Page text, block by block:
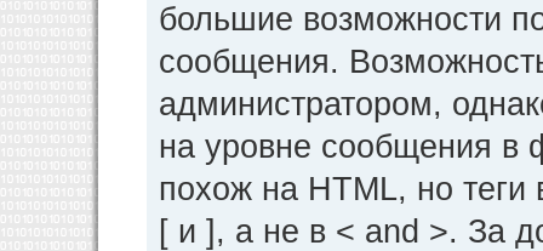
большие возможности
сообщения.
администратором,
на уровне сообщения в
похож на HTML, но теги
[ и ], а не в < and >. За